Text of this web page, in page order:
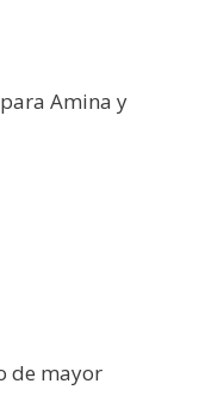
Amina y
de mayor